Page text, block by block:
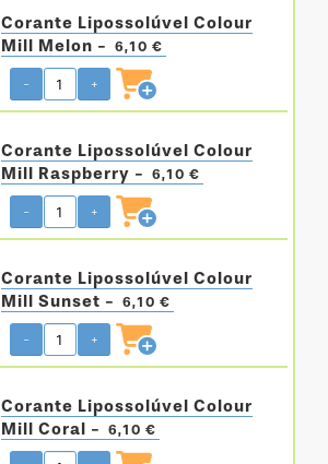
Corante Lipossolúvel Colour
Mill Melon -
6,10 €
- +
Corante Lipossolúvel Colour
Mill Raspberry -
6,10 €
- +
Corante Lipossolúvel Colour
Mill Sunset -
6,10 €
- +
Corante Lipossolúvel Colour
Mill Coral -
6,10 €